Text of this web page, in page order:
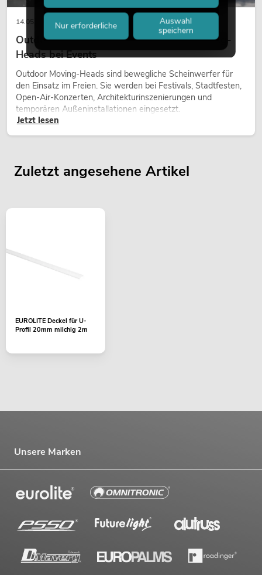
14.05.2026
Outdoor Moving-Heads: Wetterfeste Moving-
Heads bei Events
Outdoor Moving-Heads sind bewegliche Scheinwerfer für
den Einsatz im Freien. Sie werden bei Festivals, Stadtfesten,
Open-Air-Konzerten, Architekturinszenierungen und
temporären Außeninstallationen eingesetzt.
Jetzt lesen
Zuletzt angesehene Artikel
EUROLITE Deckel für U-
Profil 20mm milchig 2m
Unsere Marken
Nur erforderliche
Auswahl
speichern